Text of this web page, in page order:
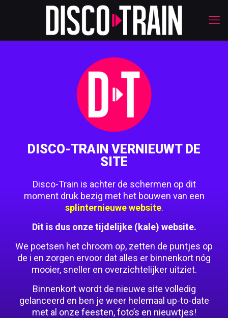
DISCO-TRAIN VERNIEUWT DE
SITE
Disco-Train is achter de schermen op dit
moment druk bezig met het bouwen van een
splinternieuwe website.
Dit is dus onze tijdelijke (kale) website.
We poetsen het chroom op, zetten de puntjes op
de i en zorgen ervoor dat alles er binnenkort nóg
mooier, sneller en overzichtelijker uitziet.
Binnenkort wordt de nieuwe site volledig
gelanceerd en ben je weer helemaal up-to-date
met al onze feesten, foto’s en nieuwtjes!